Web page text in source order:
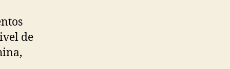
de